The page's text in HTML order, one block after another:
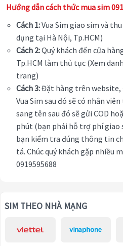
Hướng dẫn cách thức mua sim
Cách 1:Vua Sim giao sim và
dụng tại Hà Nội, Tp.HCM)
Cách 2:Quý khách đến cửa
Tp.HCM làm thủ tục (Xem
trang)
Cách 3:Đặt hàng trên
Vua Sim sau đó sẽ có nhân
sang tên sau đó sẽ gửi COD
phút (bạn phải hỗ trợ phí giao
bạn kiểm tra đúng thông tin
tá. Chúc quý khách gặp nhiều
0919595688
SIM THEO NHÀ MẠNG